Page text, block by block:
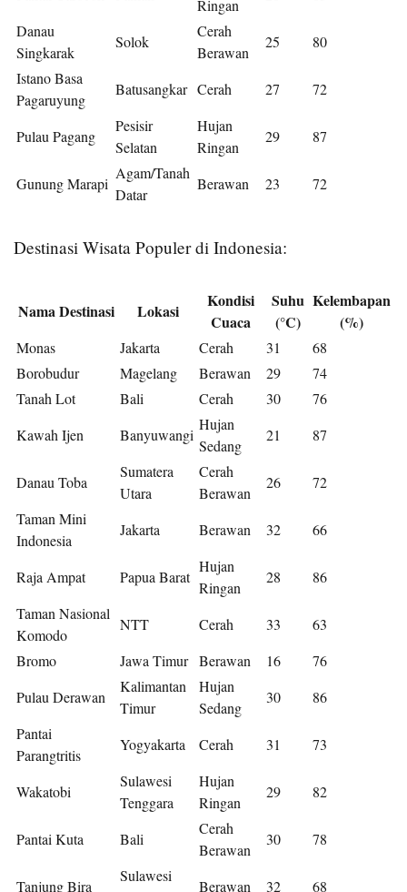
Ringan
Danau
Singkarak
Solok
Cerah
Berawan
25
80
Istano Basa
Pagaruyung
Batusangkar Cerah 27 72
Pulau Pagang
Pesisir
Selatan
Hujan
Ringan
29 87
Gunung Marapi
Agam/Tanah
Datar
Berawan 23 72
Destinasi Wisata Populer di Indonesia:
Nama Destinasi Lokasi
Kondisi
Cuaca
Suhu
(°C)
Kelembapan
(%)
Monas Jakarta Cerah 31
68
Borobudur
Magelang Berawan 29
74
Tanah Lot
Bali Cerah 30
76
Kawah Ijen
Banyuwangi
Hujan
Sedang
21 87
Danau Toba
Sumatera
Utara
Cerah
Berawan
26
72
Taman Mini
Indonesia
Jakarta Berawan 32 66
Raja Ampat Papua Barat
Hujan
Ringan
28
86
Taman Nasional
Komodo
NTT Cerah 33
63
Bromo
Jawa Timur Berawan 16
76
Pulau Derawan
Kalimantan
Timur
Hujan
Sedang
30
86
Pantai
Parangtritis
Yogyakarta Cerah 31 73
Wakatobi
Sulawesi
Tenggara
Hujan
Ringan
29 82
Pantai Kuta Bali
Cerah
Berawan
30 78
Tanjung Bira
Sulawesi
Berawan 32 68